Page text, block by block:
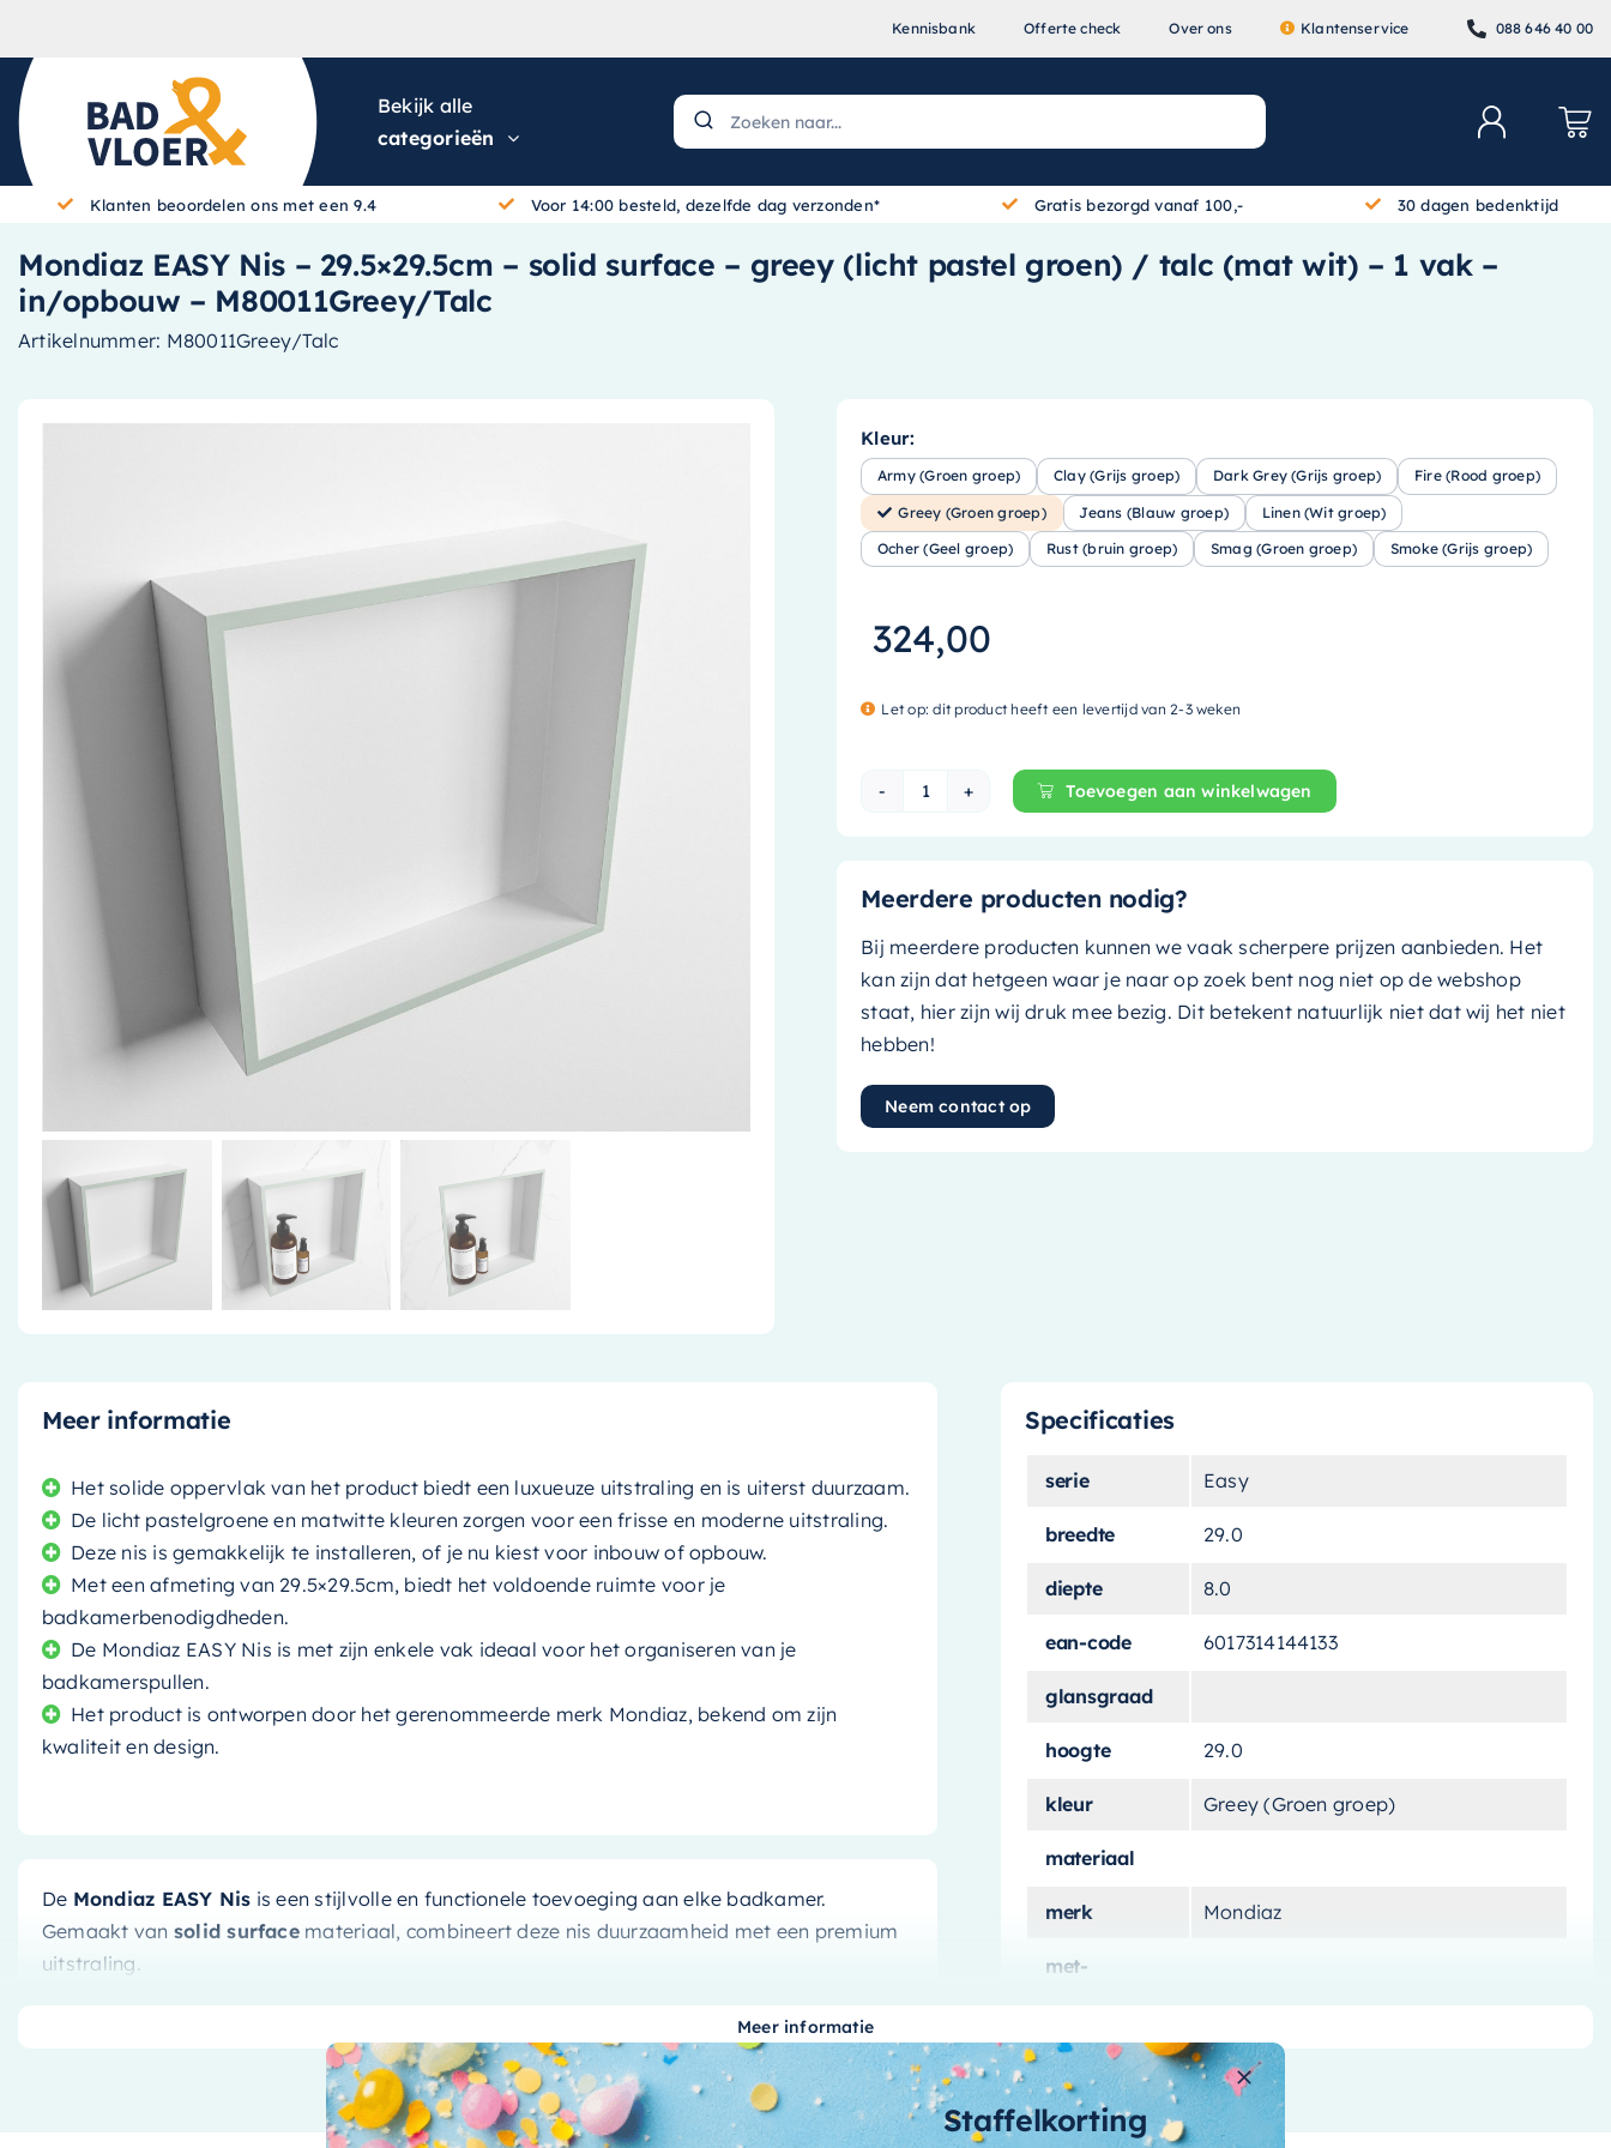
Kennisbank Offerte check Over ons Klantenservice 088 646 40 00
Bekijk alle
categorieën
Klanten beoordelen ons met een 9.4 Voor 14:00 besteld, dezelfde dag verzonden* Gratis bezorgd vanaf 100,- 30 dagen bedenktijd
Mondiaz EASY Nis – 29.5×29.5cm – solid surface – greey (licht pastel groen) / talc (mat wit) – 1 vak –
in/opbouw – M80011Greey/Talc
Artikelnummer: M80011Greey/Talc
Kleur:
Army (Groen groep) Clay (Grijs groep) Dark Grey (Grijs groep) Fire (Rood groep)
Greey (Groen groep) Jeans (Blauw groep) Linen (Wit groep)
Ocher (Geel groep) Rust (bruin groep) Smag (Groen groep) Smoke (Grijs groep)
324,00
Let op: dit product heeft een levertijd van 2-3 weken
Mondiaz EASY Nis - 29.5x29.5cm - solid surface - greey (licht pastel
Toevoegen aan winkelwagen
Meerdere producten nodig?
Bij meerdere producten kunnen we vaak scherpere prijzen aanbieden. Het
kan zijn dat hetgeen waar je naar op zoek bent nog niet op de webshop
staat, hier zijn wij druk mee bezig. Dit betekent natuurlijk niet dat wij het niet
hebben!
Neem contact op
Meer informatie
Het solide oppervlak van het product biedt een luxueuze uitstraling en is uiterst duurzaam.
De licht pastelgroene en matwitte kleuren zorgen voor een frisse en moderne uitstraling.
Deze nis is gemakkelijk te installeren, of je nu kiest voor inbouw of opbouw.
Met een afmeting van 29.5×29.5cm, biedt het voldoende ruimte voor je
badkamerbenodigdheden.
De Mondiaz EASY Nis is met zijn enkele vak ideaal voor het organiseren van je
badkamerspullen.
Het product is ontworpen door het gerenommeerde merk Mondiaz, bekend om zijn
kwaliteit en design.
De Mondiaz EASY Nis is een stijlvolle en functionele toevoeging aan elke badkamer.
Gemaakt van solid surfacemateriaal, combineert deze nis duurzaamheid met een premium
uitstraling.
De elegante kleurencombinatie van licht pastelgroenenmatwitgeeft een frisse en moderne
uitstraling aan je badkamer. Bovendien is het solid surface materiaal niet alleen prachtig om
Specificaties
serie Easy
breedte 29.0
diepte 8.0
ean-code 6017314144133
glansgraad
hoogte 29.0
kleur Greey (Groen groep)
materiaal
merk Mondiaz
met-
montagewijze
aantal-vakken 1 vak
Meer informatie
Staffelkorting